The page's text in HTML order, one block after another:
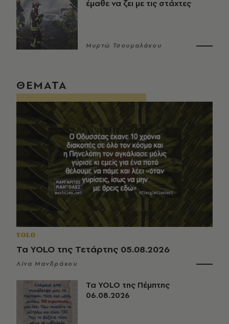
έμαθε να ζει με τις στάχτες
Μυρτώ Τσουμαλάκου
ΘΕΜΑΤΑ
YOLO
Τα YOLO της Τετάρτης 05.08.2026
Λίνα Μανδράκου
Τα YOLO της Πέμπτης
06.08.2026